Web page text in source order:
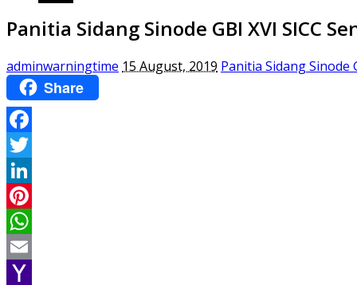
Panitia Sidang Sinode GBI XVI SICC
adminwarningtime 15 August, 2019 Panitia Sidang Sinode
Share
Facebook
Twitter
LinkedIn
Pinterest
WhatsApp
Email